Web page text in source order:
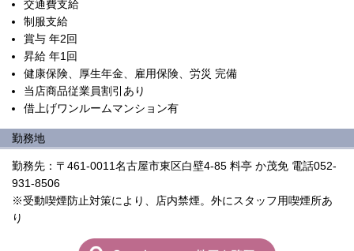
交通費支給
制服支給
賞与 年2回
昇給 年1回
健康保険、厚生年金、雇用保険、労災 完備
当店商品従業員割引あり
借上げワンルームマンション有
勤務地
勤務先：〒461-0011名古屋市東区白壁4-85 料亭 か茂免 電話052-
931-8506
※受動喫煙防止対策により、店内禁煙。外にスタッフ用喫煙所あ
り